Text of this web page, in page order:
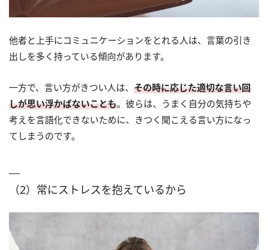
他者と上手にコミュニケーションをとれる人は、言葉の引き
出しを多く持っている傾向があります。
一方で、言い方がきつい人は、 その時に応じた適切な言い回
しが思い浮かばないことも。彼らは、うまく自分の気持ちや
考えを言語化できないために、きつく聞こえる言い方になっ
てしまうのです。
（2）常にストレスを抱えているから